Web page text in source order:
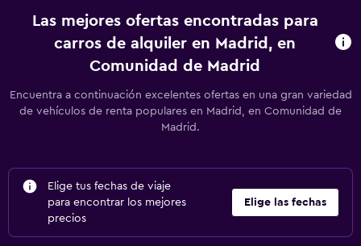
Las mejores ofertas encontradas para
carros de alquiler en Madrid, en
Comunidad de Madrid
Encuentra a continuación excelentes ofertas en una gran variedad
de vehículos de renta populares en Madrid, en Comunidad de
Madrid.
Elige tus fechas de viaje
para encontrar los mejores
precios
Elige las fechas